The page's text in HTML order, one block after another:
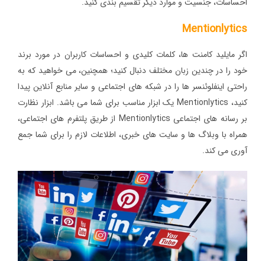
Mentionlytics
اگر مایلید کامنت ها، کلمات کلیدی و احساسات کاربران در مورد برند
خود را در چندین زبان مختلف دنبال کنید؛ همچنین، می خواهید که به
راحتی اینفلوئنسر ها را در شبکه های اجتماعی و سایر منابع آنلاین پیدا
کنید، Mentionlytics یک ابزار مناسب برای شما می باشد. ابزار نظارت
بر رسانه ‌های اجتماعی Mentionlytics از طریق پلتفرم ‌های اجتماعی،
همراه با وبلاگ ‌ها و سایت ‌های خبری، اطلاعات لازم را برای شما جمع
آوری می کند.